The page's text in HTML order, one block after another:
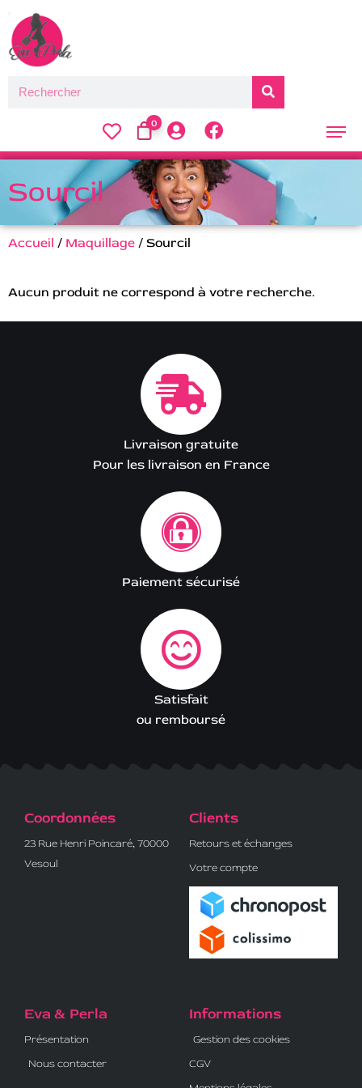
0
Sourcil
Accueil / Maquillage / Sourcil
Aucun produit ne correspond à votre recherche.
Livraison gratuite
Pour les livraison en France
Paiement sécurisé
Satisfait
ou remboursé
Coordonnées
23 Rue Henri Poincaré, 70000
Vesoul
Clients
Retours et échanges
Votre compte
Eva & Perla
Présentation
Nous contacter
Informations
Gestion des cookies
CGV